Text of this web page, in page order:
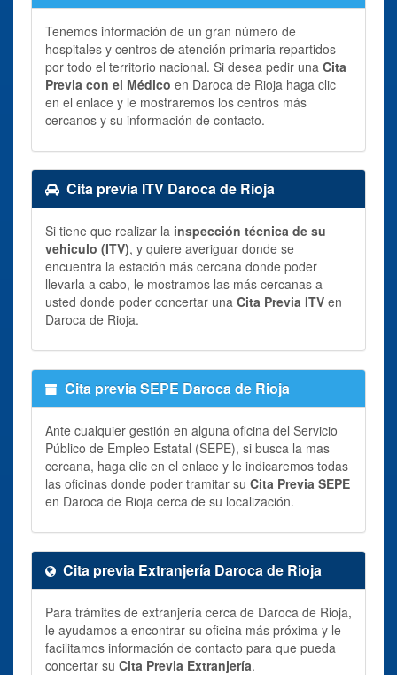
Tenemos información de un gran número de
hospitales y centros de atención primaria repartidos
por todo el territorio nacional. Si desea pedir una Cita
Previa con el Médico en Daroca de Rioja haga clic
en el enlace y le mostraremos los centros más
cercanos y su información de contacto.
Cita previa ITV Daroca de Rioja
Si tiene que realizar la inspección técnica de su
vehiculo (ITV), y quiere averiguar donde se
encuentra la estación más cercana donde poder
llevarla a cabo, le mostramos las más cercanas a
usted donde poder concertar una Cita Previa ITV en
Daroca de Rioja.
Cita previa SEPE Daroca de Rioja
Ante cualquier gestión en alguna oficina del Servicio
Público de Empleo Estatal (SEPE), si busca la mas
cercana, haga clic en el enlace y le indicaremos todas
las oficinas donde poder tramitar su Cita Previa SEPE
en Daroca de Rioja cerca de su localización.
Cita previa Extranjería Daroca de Rioja
Para trámites de extranjería cerca de Daroca de Rioja,
le ayudamos a encontrar su oficina más próxima y le
facilitamos información de contacto para que pueda
concertar su Cita Previa Extranjería.